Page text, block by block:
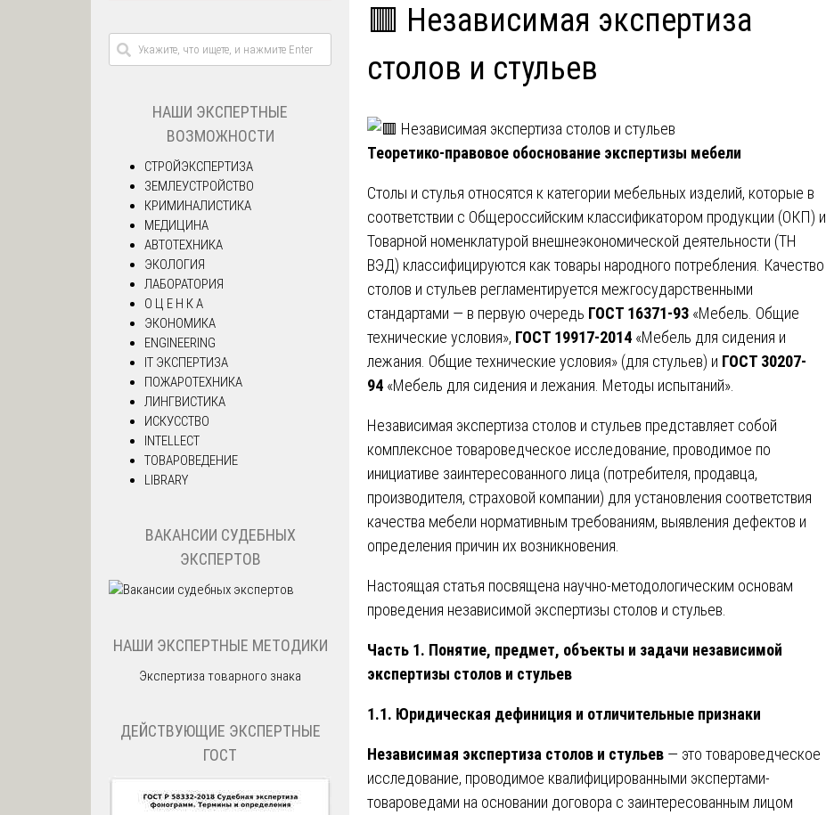
🟥 Независимая экспертиза
столов и стульев
Теоретико-правовое обоснование экспертизы мебели
Столы и стулья относятся к категории мебельных изделий, которые в
соответствии с Общероссийским классификатором продукции (ОКП) и
Товарной номенклатурой внешнеэкономической деятельности (ТН
ВЭД) классифицируются как товары народного потребления. Качество
столов и стульев регламентируется межгосударственными
стандартами — в первую очередь ГОСТ 16371-93 «Мебель. Общие
технические условия», ГОСТ 19917-2014 «Мебель для сидения и
лежания. Общие технические условия» (для стульев) и ГОСТ 30207-
94 «Мебель для сидения и лежания. Методы испытаний».
Независимая экспертиза столов и стульев представляет собой
комплексное товароведческое исследование, проводимое по
инициативе заинтересованного лица (потребителя, продавца,
производителя, страховой компании) для установления соответствия
качества мебели нормативным требованиям, выявления дефектов и
определения причин их возникновения.
Настоящая статья посвящена научно-методологическим основам
проведения независимой экспертизы столов и стульев.
Часть 1. Понятие, предмет, объекты и задачи независимой
экспертизы столов и стульев
1.1. Юридическая дефиниция и отличительные признаки
Независимая экспертиза столов и стульев — это товароведческое
исследование, проводимое квалифицированными экспертами-
товароведами на основании договора с заинтересованным лицом
НАШИ ЭКСПЕРТНЫЕ
ВОЗМОЖНОСТИ
СТРОЙЭКСПЕРТИЗА
ЗЕМЛЕУСТРОЙСТВО
КРИМИНАЛИСТИКА
МЕДИЦИНА
АВТОТЕХНИКА
ЭКОЛОГИЯ
ЛАБОРАТОРИЯ
О Ц Е Н К А
ЭКОНОМИКА
ENGINEERING
IT ЭКСПЕРТИЗА
ПОЖАРОТЕХНИКА
ЛИНГВИСТИКА
ИСКУССТВО
INTELLECT
ТОВАРОВЕДЕНИЕ
LIBRARY
ВАКАНСИИ СУДЕБНЫХ
ЭКСПЕРТОВ
НАШИ ЭКСПЕРТНЫЕ МЕТОДИКИ
Экспертиза товарного знака
ДЕЙСТВУЮЩИЕ ЭКСПЕРТНЫЕ
ГОСТ